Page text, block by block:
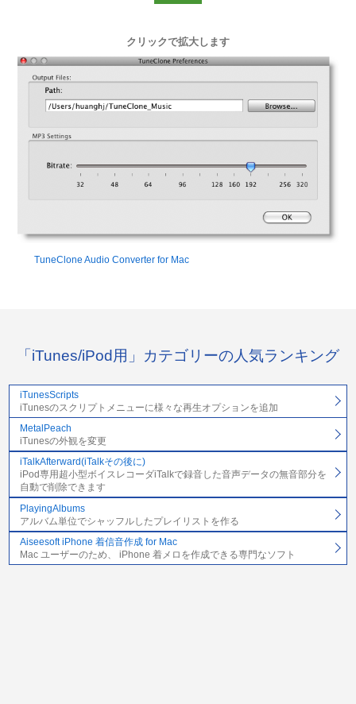
クリックで拡大します
TuneClone Audio Converter for Mac
「iTunes/iPod用」カテゴリーの人気ランキング
iTunesScripts
iTunesのスクリプトメニューに様々な再生オプションを追加
MetalPeach
iTunesの外観を変更
iTalkAfterward(iTalkその後に)
iPod専用超小型ボイスレコーダiTalkで録音した音声データの無音部分を
自動で削除できます
PlayingAlbums
アルバム単位でシャッフルしたプレイリストを作る
Aiseesoft iPhone 着信音作成 for Mac
Mac ユーザーのため、 iPhone 着メロを作成できる専門なソフト